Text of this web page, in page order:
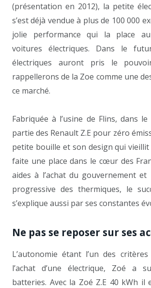
(présentation en 2012), la petite
s’est déjà vendue à plus de 100 000
jolie performance qui la place
voitures électriques. Dans le
électriques auront pris le
rappellerons de la Zoe comme une
ce marché.
Fabriquée à l’usine de Flins, dans
partie des Renault Z.E pour zéro
petite bouille et son design qui vieillit
faite une place dans le cœur des
aides à l’achat du gouvernement et
progressive des thermiques, le
s’explique aussi par ses constantes
Ne pas se reposer sur ses
L’autonomie étant l’un des
l’achat d’une électrique, Zoé a
batteries. Avec la Zoé Z.E 40 kWh il